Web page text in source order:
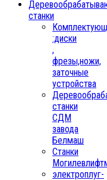
станки
:диски
,
фрезы,ножи,
заточные
устройства
станки
СДМ
завода
Белмаш
Станки
электроплуг-